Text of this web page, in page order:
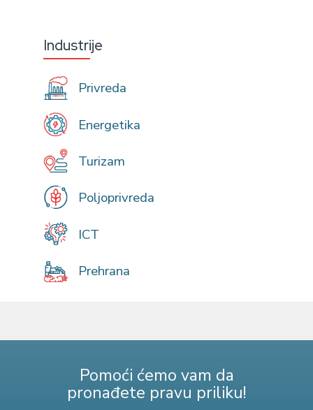
Industrije
Privreda
Energetika
Turizam
Poljoprivreda
ICT
Prehrana
Pomoći ćemo vam da
pronađete pravu priliku!